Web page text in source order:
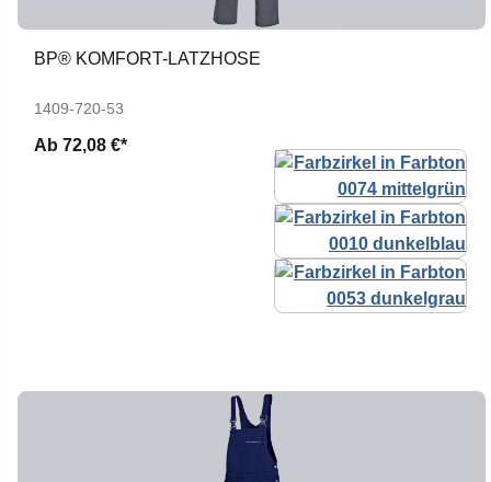
BP® KOMFORT-LATZHOSE
1409-720-53
Ab 72,08 €*